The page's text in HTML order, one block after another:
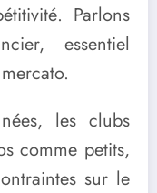
Parlons
essentiel
les clubs
comme petits,
sur le